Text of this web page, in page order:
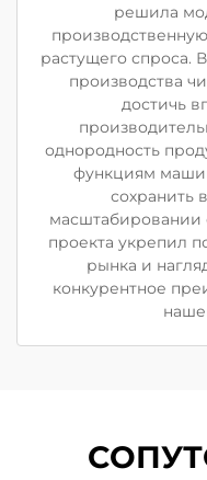
решила
растущего
производства
достичь
однородность
функциям
сохранить
масштабировании
проекта укрепил
рынка и
конкурентное